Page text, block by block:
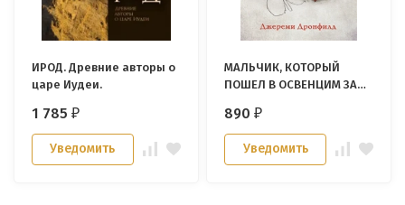
ИРОД. Древние авторы о
царе Иудеи.
1 785₽
Уведомить
МАЛЬЧИК, КОТОРЫЙ
ПОШЕЛ В ОСВЕНЦИМ ЗА
Дронфилд
890₽
Уведомить